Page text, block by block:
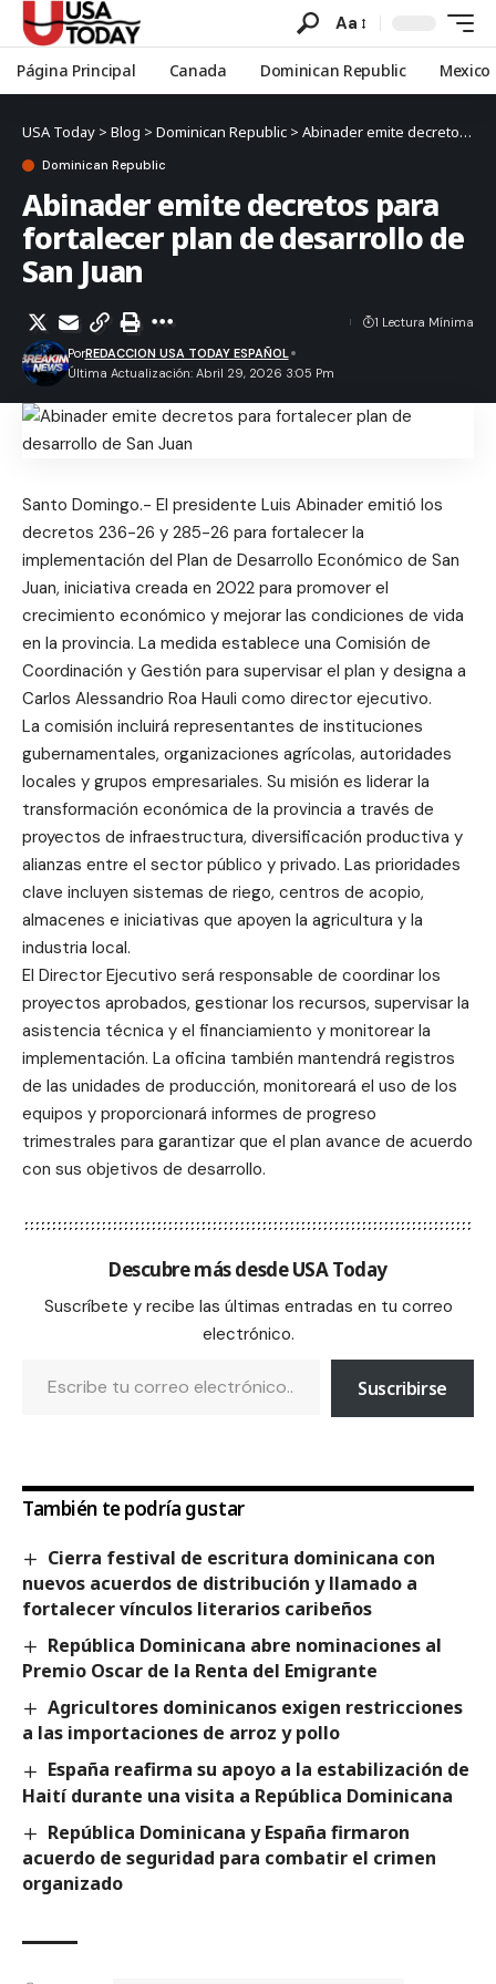
Aa
Página Principal Canada Dominican Republic Mexico
USA Today > Blog > Dominican Republic > Abinader emite decretos para fortalecer plan de desarrollo de San Juan
Dominican Republic
Abinader emite decretos para
fortalecer plan de desarrollo de
San Juan
Última Actualización: Abril 29, 2026 3:05 Pm
PorREDACCION USA TODAY ESPAÑOL
1 Lectura Mínima
Santo Domingo.- El presidente Luis Abinader emitió los
decretos 236-26 y 285-26 para fortalecer la
implementación del Plan de Desarrollo Económico de San
Juan, iniciativa creada en 2022 para promover el
crecimiento económico y mejorar las condiciones de vida
en la provincia. La medida establece una Comisión de
Coordinación y Gestión para supervisar el plan y designa a
Carlos Alessandrio Roa Hauli como director ejecutivo.
La comisión incluirá representantes de instituciones
gubernamentales, organizaciones agrícolas, autoridades
locales y grupos empresariales. Su misión es liderar la
transformación económica de la provincia a través de
proyectos de infraestructura, diversificación productiva y
alianzas entre el sector público y privado. Las prioridades
clave incluyen sistemas de riego, centros de acopio,
almacenes e iniciativas que apoyen la agricultura y la
industria local.
El Director Ejecutivo será responsable de coordinar los
proyectos aprobados, gestionar los recursos, supervisar la
asistencia técnica y el financiamiento y monitorear la
implementación. La oficina también mantendrá registros
de las unidades de producción, monitoreará el uso de los
equipos y proporcionará informes de progreso
trimestrales para garantizar que el plan avance de acuerdo
con sus objetivos de desarrollo.
Descubre más desde USA Today
Suscríbete y recibe las últimas entradas en tu correo
electrónico.
Suscribirse
También te podría gustar
Cierra festival de escritura dominicana con
nuevos acuerdos de distribución y llamado a
fortalecer vínculos literarios caribeños
República Dominicana abre nominaciones al
Premio Oscar de la Renta del Emigrante
Agricultores dominicanos exigen restricciones
a las importaciones de arroz y pollo
España reafirma su apoyo a la estabilización de
Haití durante una visita a República Dominicana
República Dominicana y España firmaron
acuerdo de seguridad para combatir el crimen
organizado